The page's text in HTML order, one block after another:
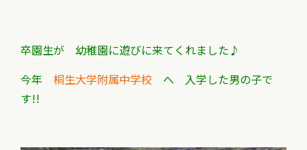
卒園生が 幼稚園に遊びに来てくれました♪
今年 桐生大学附属中学校 へ 入学した男の子で
す!!